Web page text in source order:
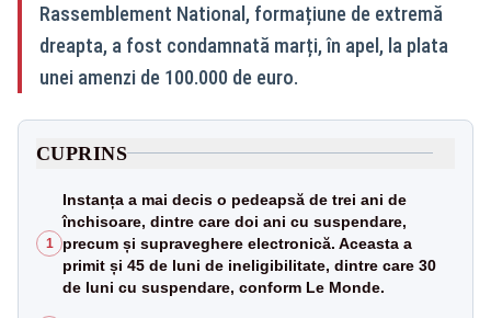
Rassemblement National, formațiune de extremă
dreapta, a fost condamnată marți, în apel, la plata
unei amenzi de 100.000 de euro.
CUPRINS
1
Instanța a mai decis o pedeapsă de trei ani de
închisoare, dintre care doi ani cu suspendare,
precum și supraveghere electronică. Aceasta a
primit și 45 de luni de ineligibilitate, dintre care 30
de luni cu suspendare, conform Le Monde.